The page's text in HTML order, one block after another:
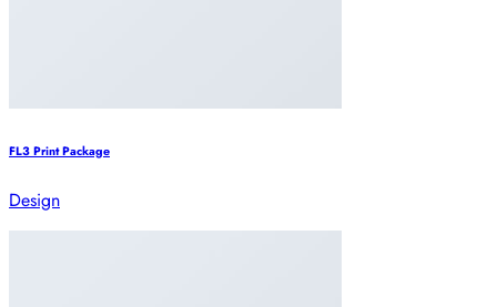
FL3 Print Package
Design